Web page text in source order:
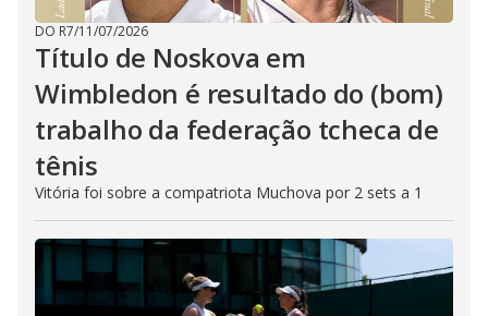
DO R7/11/07/2026
Título de Noskova em
Wimbledon é resultado do (bom)
trabalho da federação tcheca de
tênis
Vitória foi sobre a compatriota Muchova por 2 sets a 1